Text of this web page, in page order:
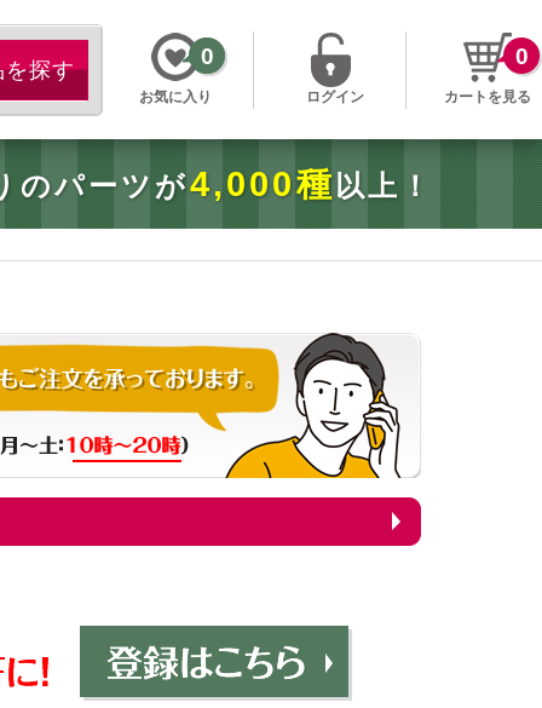
お気に入り
0
ログイン カートを見る
0
のパーツが4,000種 以上！